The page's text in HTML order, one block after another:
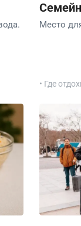
Место
• Где